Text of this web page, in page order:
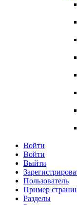
Войти
Войти
Выйти
Пользователь
Пример
Разделы